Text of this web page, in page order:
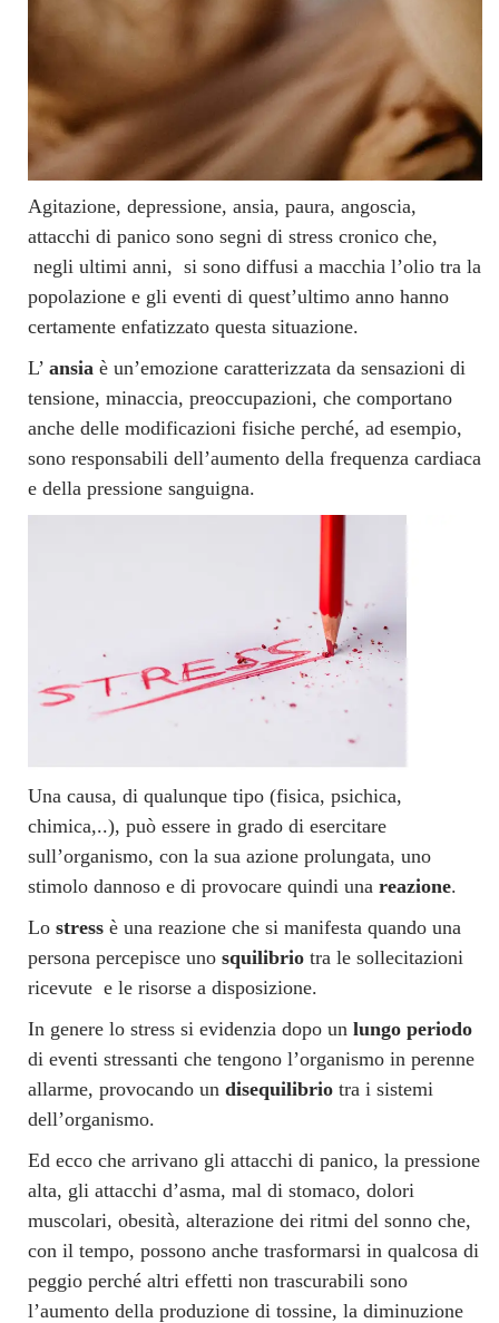
Agitazione, depressione, ansia, paura, angoscia,
attacchi di panico sono segni di stress cronico che,
negli ultimi anni, si sono diffusi a macchia l’olio tra la
popolazione e gli eventi di quest’ultimo anno hanno
certamente enfatizzato questa situazione.
L’ ansia è un’emozione caratterizzata da sensazioni di
tensione, minaccia, preoccupazioni, che comportano
anche delle modificazioni fisiche perché, ad esempio,
sono responsabili dell’aumento della frequenza cardiaca
e della pressione sanguigna.
Una causa, di qualunque tipo (fisica, psichica,
chimica,..), può essere in grado di esercitare
sull’organismo, con la sua azione prolungata, uno
stimolo dannoso e di provocare quindi una reazione.
Lo stress è una reazione che si manifesta quando una
persona percepisce uno squilibrio tra le sollecitazioni
ricevute e le risorse a disposizione.
In genere lo stress si evidenzia dopo un lungo periodo
di eventi stressanti che tengono l’organismo in perenne
allarme, provocando un disequilibrio tra i sistemi
dell’organismo.
Ed ecco che arrivano gli attacchi di panico, la pressione
alta, gli attacchi d’asma, mal di stomaco, dolori
muscolari, obesità, alterazione dei ritmi del sonno che,
con il tempo, possono anche trasformarsi in qualcosa di
peggio perché altri effetti non trascurabili sono
l’aumento della produzione di tossine, la diminuzione